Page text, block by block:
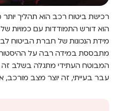
רכישת ביטוח רכב הוא תהליך
הוא דורש התמודדות עם כמויות
מידת הנכונות של חברת הביטוח
מתבססת במידה רבה על
המבוטח העתידי מתגלה בשלב
עבר בעייתי, זה יוצר מצב מורכב,